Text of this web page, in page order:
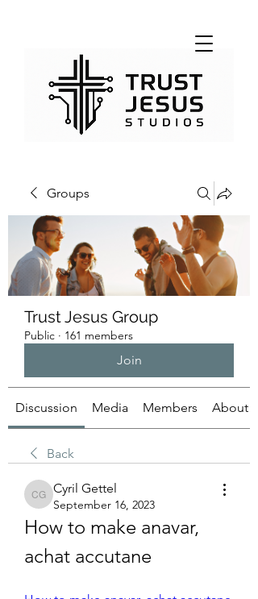
Groups
Trust Jesus Group
Public · 161 members
Join
Discussion Media Members About
Back
Cyril Gettel
Cyril Gettel
September 16, 2023
How to make anavar,
achat accutane